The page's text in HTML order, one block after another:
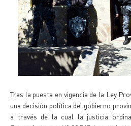
Tras la puesta en vigencia de la Ley
una decisión política del gobierno
a través de la cual la justicia